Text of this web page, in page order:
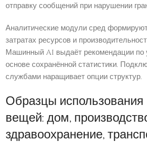
отправку сообщений при нарушении
Аналитические модули сред
затратах ресурсов и
Машинный AI выдаёт рекомендации по
основе сохранённой статистики.
службами наращивает опции структур.
Образцы использования
вещей: дом,
здравоохранение,